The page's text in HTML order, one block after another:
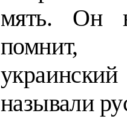
мять. Он
помнит,
называли